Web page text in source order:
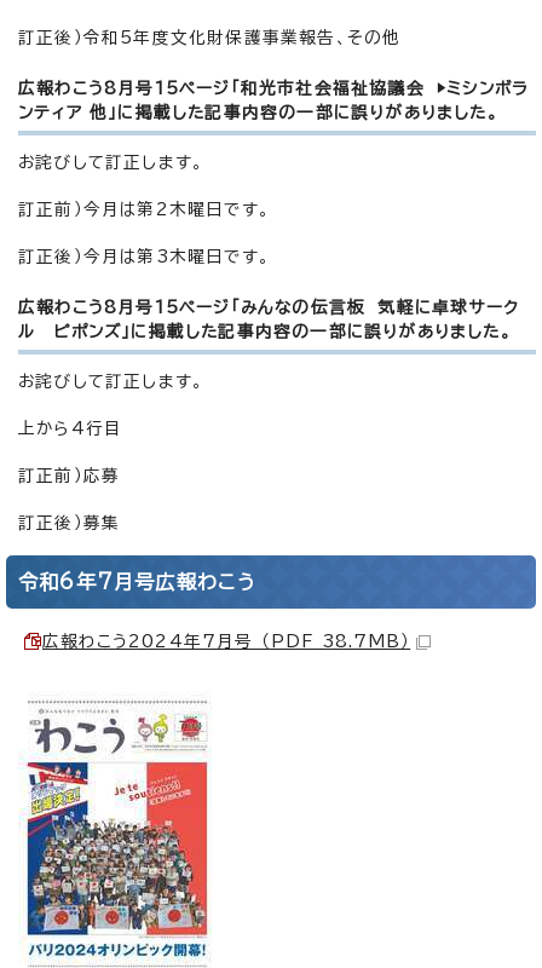
訂正後）令和5年度文化財保護事業報告、その他
広報わこう8月号15ページ「和光市社会福祉協議会 ▶ミシンボラ
ンティア 他」に掲載した記事内容の一部に誤りがありました。
お詫びして訂正します。
訂正前）今月は第2木曜日です。
訂正後）今月は第3木曜日です。
広報わこう8月号15ページ「みんなの伝言板 気軽に卓球サーク
ル ピポンズ」に掲載した記事内容の一部に誤りがありました。
お詫びして訂正します。
上から4行目
訂正前）応募
訂正後）募集
令和6年7月号広報わこう
広報わこう2024年7月号 （PDF 38.7MB）